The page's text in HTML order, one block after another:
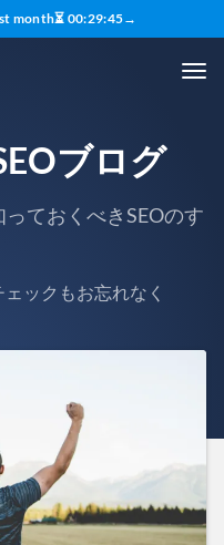
month⏳ 00:29:43→
ブログ
ておくべきSEOのす
ェックもお忘れなく